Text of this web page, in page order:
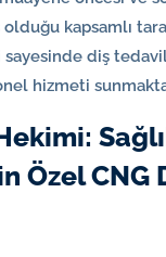
olduğu kapsamlı
diş
hizmeti
Özel CNG